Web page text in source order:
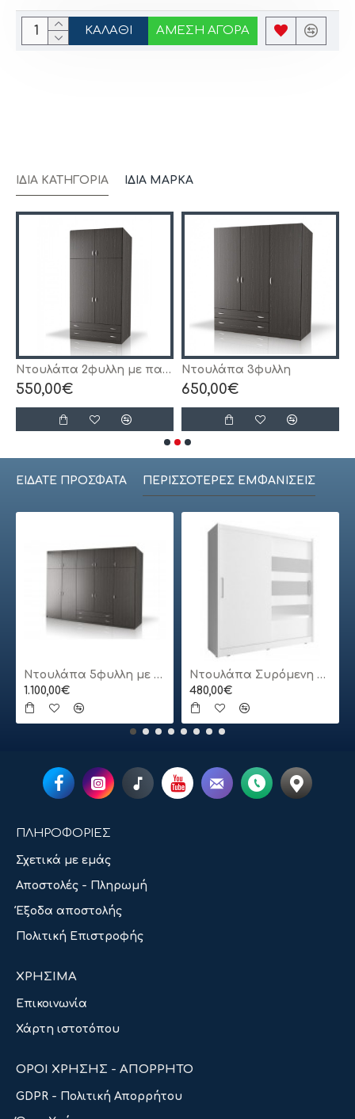
ΚΑΛΆΘΙ ΆΜΕΣΗ ΑΓΟΡΆ
ΊΔΙΑ ΚΑΤΗΓΟΡΊΑ ΊΔΙΑ ΜΆΡΚΑ
Ντουλάπα 2φυλλη με πατάρι
550,00€
Ντουλάπα 3φυλλη
650,00€
ΕΊΔΑΤΕ ΠΡΌΣΦΑΤΑ ΠΕΡΙΣΣΌΤΕΡΕΣ ΕΜΦΑΝΊΣΕΙΣ
Ντουλάπα 5φυλλη με πατάρι
1.100,00€
Ντουλάπα Συρόμενη 24113-MJ3-180 Χρώμα Λευκό 180x200x62cm
480,00€
ΠΛΗΡΟΦΟΡΙΕΣ
Σχετικά με εμάς
Αποστολές - Πληρωμή
Έξοδα αποστολής
Πολιτική Επιστροφής
ΧΡΗΣΙΜΑ
Επικοινωνία
Χάρτη ιστοτόπου
ΟΡΟΙ ΧΡΗΣΗΣ - ΑΠΟΡΡΗΤΟ
GDPR - Πολιτική Απορρήτου